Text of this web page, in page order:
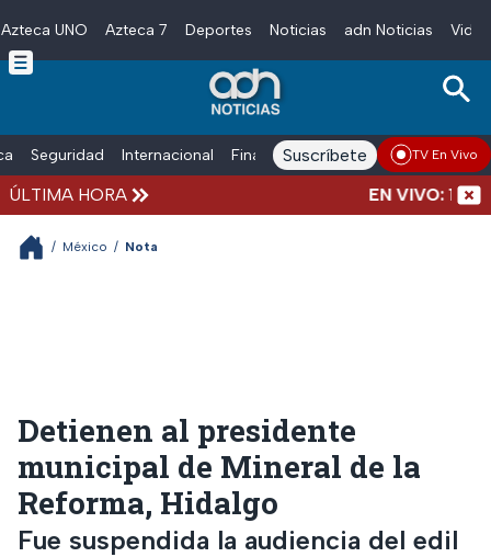
Skip to main content
Azteca UNO Azteca 7 Deportes Noticias adn Noticias
Seguridad Internacional Finanzas adn Noticias Radio
Suscríbete TV En Vivo
ÚLTIMA HORA EN VIVO: 1
/ México / Nota
Detienen al presidente
municipal de Mineral de la
Reforma, Hidalgo
Fue suspendida la audiencia del edil